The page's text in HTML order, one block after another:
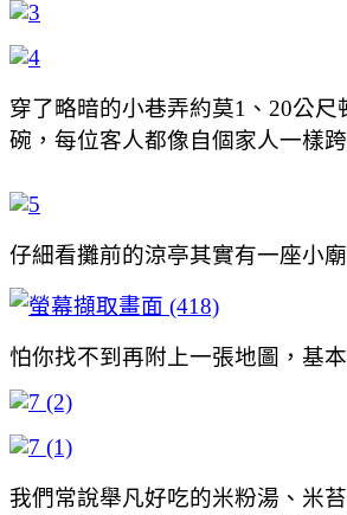
穿了略暗的小巷弄約莫1、20公
碗，每位客人都像自個家人一樣
仔細看攤前的涼亭其實有一座小
怕你找不到再附上一張地圖，基
我們常說舉凡好吃的米粉湯、米